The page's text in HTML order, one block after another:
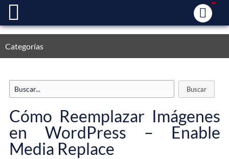
Categorías
Cómo Reemplazar Imágenes
en WordPress – Enable
Media Replace